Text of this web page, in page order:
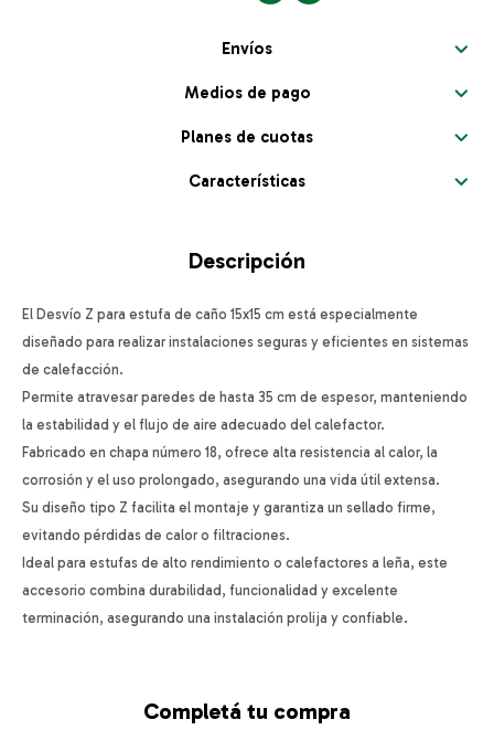
Envíos
Medios de pago
Planes de cuotas
Características
Descripción
El Desvío Z para estufa de caño 15x15 cm está especialmente
diseñado para realizar instalaciones seguras y eficientes en sistemas
de calefacción.
Permite atravesar paredes de hasta 35 cm de espesor, manteniendo
la estabilidad y el flujo de aire adecuado del calefactor.
Fabricado en chapa número 18, ofrece alta resistencia al calor, la
corrosión y el uso prolongado, asegurando una vida útil extensa.
Su diseño tipo Z facilita el montaje y garantiza un sellado firme,
evitando pérdidas de calor o filtraciones.
Ideal para estufas de alto rendimiento o calefactores a leña, este
accesorio combina durabilidad, funcionalidad y excelente
terminación, asegurando una instalación prolija y confiable.
Completá tu compra